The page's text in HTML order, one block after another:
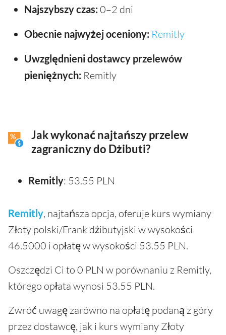
Najszybszy czas: 0–2 dni
Obecnie najwyżej oceniony: Remitly
Uwzględnieni dostawcy przelewów
pieniężnych: Remitly
Jak wykonać najtańszy przelew
zagraniczny do Dżibuti?
Remitly: 53.55 PLN
Remitly, najtańsza opcja, oferuje kurs wymiany
Złoty polski/Frank dżibutyjski w wysokości
46.5000 i opłatę w wysokości 53.55 PLN.
Oszczędzi Ci to 0 PLN w porównaniu z Remitly,
którego opłata wynosi 53.55 PLN.
Zwróć uwagę zarówno na opłatę podaną z góry
przez dostawcę, jak i kurs wymiany Złoty